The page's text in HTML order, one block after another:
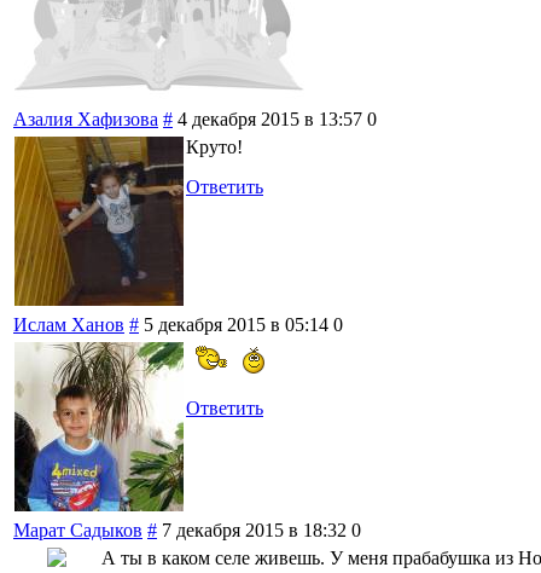
Азалия Хафизова # 4 декабря 2015 в 13:57 0
Круто!
Ответить
Ислам Ханов # 5 декабря 2015 в 05:14 0
Ответить
Марат Садыков # 7 декабря 2015 в 18:32 0
А ты в каком селе живешь. У меня прабабушка из